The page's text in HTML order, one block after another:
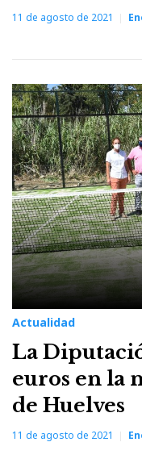
11 de agosto de 2021
Actualidad
La
euros en la
de Huelves
11 de agosto de 2021